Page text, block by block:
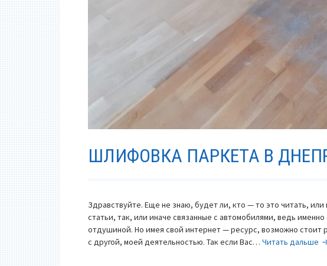
ШЛИФОВКА ПАРКЕТА В
Здравствуйте. Еще не знаю, будет ли, кто — то это читать,
статьи, так, или иначе связанные с автомобилями, ведь
отдушиной. Но имея свой интернет — ресурс, возможно стоит
с другой, моей деятельностью. Так если Вас…Читать дальше